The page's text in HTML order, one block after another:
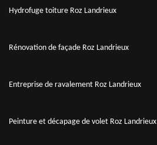
Hydrofuge toiture Roz Landrieux
Rénovation de façade Roz Landrieux
Entreprise de ravalement Roz Landrieux
Peinture et décapage de volet Roz Landrieux